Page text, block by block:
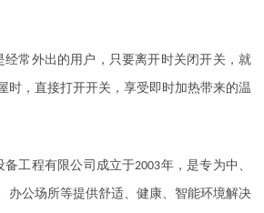
经常外出的用户，只要离开时关闭开关，就
时，直接打开开关，享受即时加热带来的温
备工程有限公司成立于2003年，是专为中、
办公场所等提供舒适、健康、智能环境解决